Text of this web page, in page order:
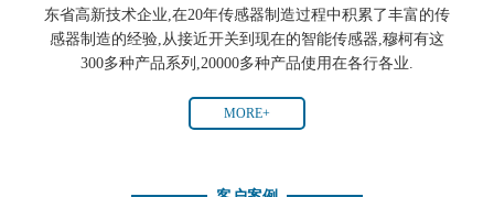
东省高新技术企业,在20年传感器制造过程中积累了丰富的传
感器制造的经验,从接近开关到现在的智能传感器,穆柯有这
300多种产品系列,20000多种产品使用在各行各业.
MORE+